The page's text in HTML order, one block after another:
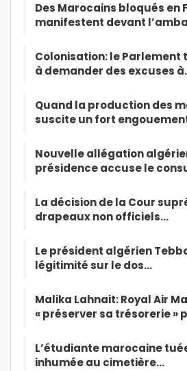
Des Marocains bloqués en
manifestent devant
Colonisation: le Parlement
à demander des excuses
Quand la production des
suscite un fort
Nouvelle allégation
présidence accuse le
La décision de la Cour
drapeaux non officiels…
Le président algérien
légitimité sur le dos…
Malika Lahnait: Royal Air
« préserver sa trésorerie »
L’étudiante marocaine
inhumée au cimetière…